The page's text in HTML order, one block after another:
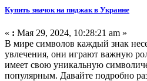
Купить значок на пиджак в Украине
« : Мая 29, 2024, 10:28:21 am »
В мире символов каждый знак
увлечения, они играют важную
имеет свою уникальную
популярным. Давайте подробно